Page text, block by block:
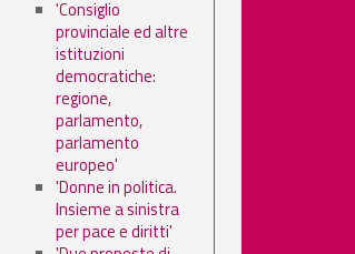
'Consiglio
provinciale ed altre
istituzioni
democratiche:
regione,
parlamento,
parlamento
europeo'
'Donne in politica.
Insieme a sinistra
per pace e diritti'